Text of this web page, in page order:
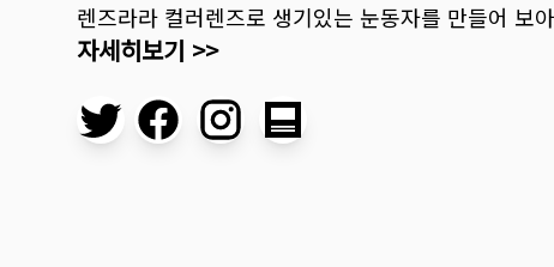
렌즈라라 컬러렌즈로 생기있는 눈동자를 만들어 보
자세히보기 >>